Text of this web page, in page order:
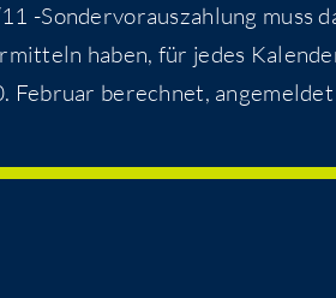
-Sondervorauszahlung muss
haben, für jedes
Februar berechnet,